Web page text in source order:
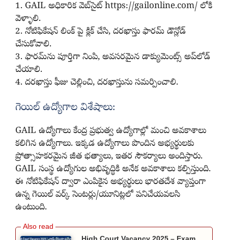
1. GAIL అధికారిక వెబ్‌సైట్‌ https://gailonline.com/ లోకి
వెళ్ళాలి.
2. నోటిఫికేషన్ లింక్‌ పై క్లిక్‌ చేసి, దరఖాస్తు ఫారమ్‌ డౌన్లోడ్‌
చేసుకోవాలి.
3. ఫారమ్‌ను పూర్తిగా నింపి, అవసరమైన డాక్యుమెంట్స్‌ అప్‌లోడ్‌
చేయాలి.
4. దరఖాస్తు ఫీజు చెల్లించి, దరఖాస్తును సమర్పించాలి.
గెయిల్‌ ఉద్యోగాల విశేషాలు:
GAIL ఉద్యోగాలు కేంద్ర ప్రభుత్వ ఉద్యోగాల్లో మంచి అవకాశాలు
కలిగిన ఉద్యోగాలు. ఇక్కడ ఉద్యోగాలు పొందిన అభ్యర్థులకు
ప్రోత్సాహకరమైన జీత భత్యాలు, ఇతర సౌకర్యాలు అందిస్తారు.
GAIL సంస్థ ఉద్యోగుల అభివృద్ధికి అనేక అవకాశాలు కల్పిస్తుంది.
ఈ నోటిఫికేషన్‌ ద్వారా ఎంపికైన అభ్యర్థులు భారతదేశ వ్యాప్తంగా
ఉన్న గెయిల్‌ వర్క్ సెంటర్లు/యూనిట్లలో పనిచేయవలసి
ఉంటుంది.